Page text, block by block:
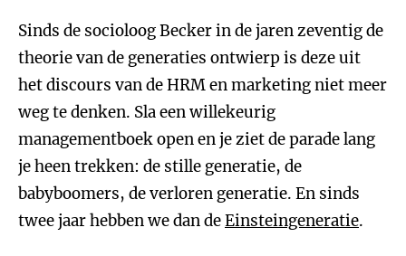
Sinds de socioloog Becker in de jaren zeventig de
theorie van de generaties ontwierp is deze uit
het discours van de HRM en marketing niet meer
weg te denken. Sla een willekeurig
managementboek open en je ziet de parade lang
je heen trekken: de stille generatie, de
babyboomers, de verloren generatie. En sinds
twee jaar hebben we dan deEinsteingeneratie.